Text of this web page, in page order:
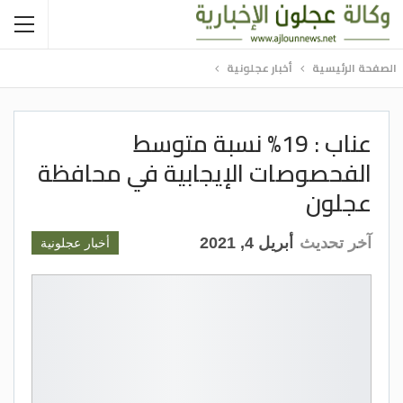
الصفحة الرئيسية أخبار عجلونية
عناب : 19% نسبة متوسط
الفحصوصات الإيجابية في محافظة
عجلون
أخبار عجلونية آخر تحديث أبريل 4, 2021